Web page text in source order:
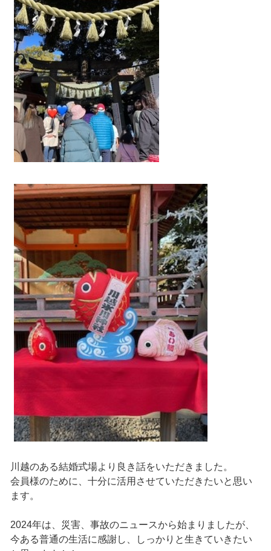
川越のある結婚式場より良き話をいただきました。
会員様のために、十分に活用させていただきたいと思い
ます。
2024年は、災害、事故のニュースから始まりましたが、
今ある普通の生活に感謝し、しっかりと生きていきたい